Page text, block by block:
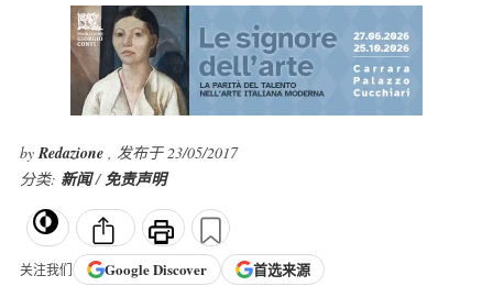
byRedazione , 发布于 23/05/2017
分类: 新闻/免责声明
关注我们 GoogleDiscover 首选来源